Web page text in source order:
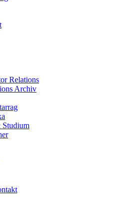
Relations
Archiv